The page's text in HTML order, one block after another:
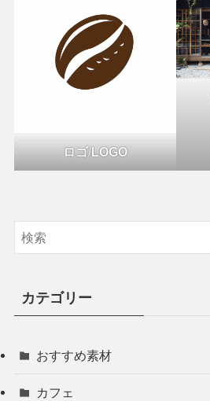
ロゴ/LOGO
カテゴリー
おすすめ素材
カフェ